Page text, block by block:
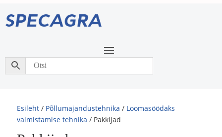
Esileht / Põllumajandustehnika / Loomasöödaks
valmistamise tehnika / Pakkijad